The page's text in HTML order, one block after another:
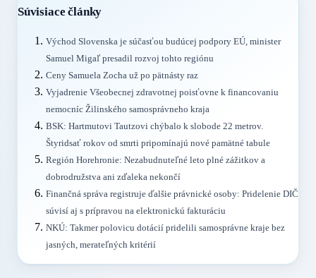
Súvisiace články
Východ Slovenska je súčasťou budúcej podpory EÚ, minister
Samuel Migaľ presadil rozvoj tohto regiónu
Ceny Samuela Zocha už po pätnásty raz
Vyjadrenie Všeobecnej zdravotnej poisťovne k financovaniu
nemocníc Žilinského samosprávneho kraja
BSK: Hartmutovi Tautzovi chýbalo k slobode 22 metrov.
Štyridsať rokov od smrti pripomínajú nové pamätné tabule
Región Horehronie: Nezabudnuteľné leto plné zážitkov a
dobrodružstva ani zďaleka nekončí
Finančná správa registruje ďalšie právnické osoby: Pridelenie DIČ
súvisí aj s prípravou na elektronickú fakturáciu
NKÚ: Takmer polovicu dotácií pridelili samosprávne kraje bez
jasných, merateľných kritérií